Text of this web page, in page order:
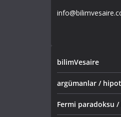
bilimVesaire
argümanlar /
Fermi paradoksu